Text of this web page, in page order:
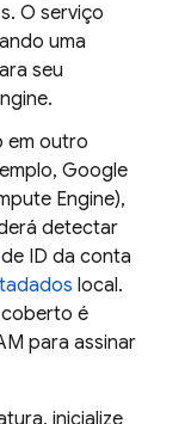
O serviço
uma
seu
em outro
Google
Engine),
detectar
ID da conta
local.
é
para assinar
inicialize